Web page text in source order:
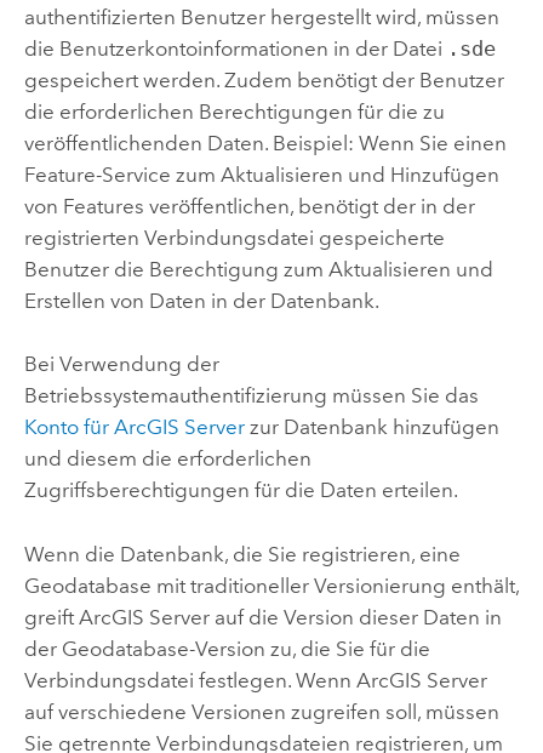
authentifizierten Benutzer hergestellt wird, müssen
die Benutzerkontoinformationen in der Datei .sde
gespeichert werden. Zudem benötigt der Benutzer
die erforderlichen Berechtigungen für die zu
veröffentlichenden Daten. Beispiel: Wenn Sie einen
Feature-Service zum Aktualisieren und Hinzufügen
von Features veröffentlichen, benötigt der in der
registrierten Verbindungsdatei gespeicherte
Benutzer die Berechtigung zum Aktualisieren und
Erstellen von Daten in der Datenbank.
Bei Verwendung der
Betriebssystemauthentifizierung müssen Sie das
Konto für ArcGIS Serverzur Datenbank hinzufügen
und diesem die erforderlichen
Zugriffsberechtigungen für die Daten erteilen.
Wenn die Datenbank, die Sie registrieren, eine
Geodatabase mit traditioneller Versionierung enthält,
greift ArcGIS Serverauf die Version dieser Daten in
der Geodatabase-Version zu, die Sie für die
Verbindungsdatei festlegen. Wenn ArcGIS Server
auf verschiedene Versionen zugreifen soll, müssen
Sie getrennte Verbindungsdateien registrieren, um